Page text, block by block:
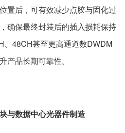
置后，可有效减少点胶与固化过
确保最终封装后的插入损耗保持
、48CH甚至更高通道数DWDM
产品长期可靠性。
与数据中心光器件制造